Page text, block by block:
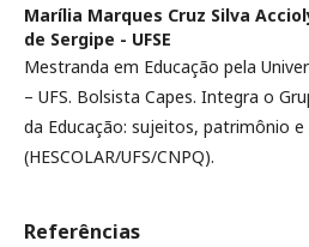
Marília Marques Cruz Silva
de Sergipe - UFSE
Mestranda em Educação pela
– UFS. Bolsista Capes. Integra o
da Educação: sujeitos, patrimônio
(HESCOLAR/UFS/CNPQ).
Referências